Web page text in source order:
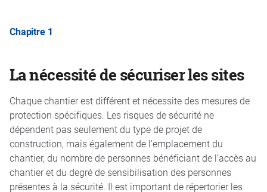
Chapitre 1
La nécessité de sécuriser les sites
Chaque chantier est différent et nécessite des mesures de
protection spécifiques. Les risques de sécurité ne
dépendent pas seulement du type de projet de
construction, mais également de l’emplacement du
chantier, du nombre de personnes bénéficiant de l’accès au
chantier et du degré de sensibilisation des personnes
présentes à la sécurité. Il est important de répertorier les